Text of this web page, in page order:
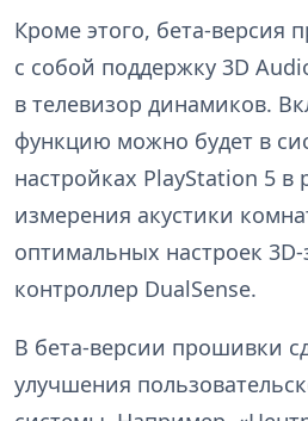
Кроме этого, бета-версия
с собой поддержку 3D
в телевизор динамиков.
функцию можно будет в
настройках PlayStation 5 в
измерения акустики
оптимальных настроек 3D-
контроллер DualSense.
В бета-версии прошивки
улучшения